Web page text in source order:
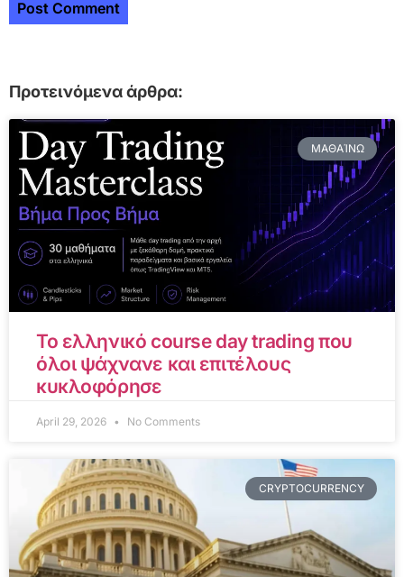
Προτεινόμενα άρθρα:
ΜΑΘΑΊΝΩ
Το ελληνικό course day trading που
όλοι ψάχνανε και επιτέλους
κυκλοφόρησε
April 29, 2026 No Comments
CRYPTOCURRENCY